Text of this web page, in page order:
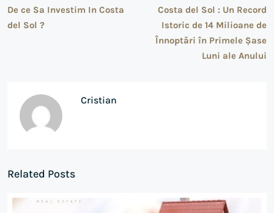
De ce Sa Investim In Costa
del Sol ?
Costa del Sol : Un Record
Istoric de 14 Milioane de
Înnoptări în Primele Șase
Luni ale Anului
Cristian
Related Posts